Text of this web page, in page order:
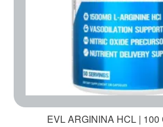
EVL ARGININA HCL |